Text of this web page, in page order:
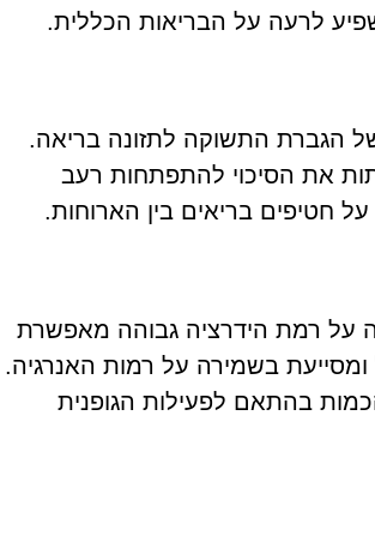
לרעה על הבריאות הכללית.
הגברת התשוקה לתזונה בריאה.
את הסיכוי להתפתחות רעב
חטיפים בריאים בין הארוחות.
על רמת הידרציה גבוהה מאפשרת
בשמירה על רמות האנרגיה.
את הכמות בהתאם לפעילות הגופנית